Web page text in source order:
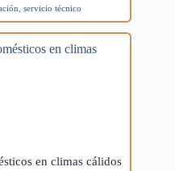
servicio técnico
en climas cálidos